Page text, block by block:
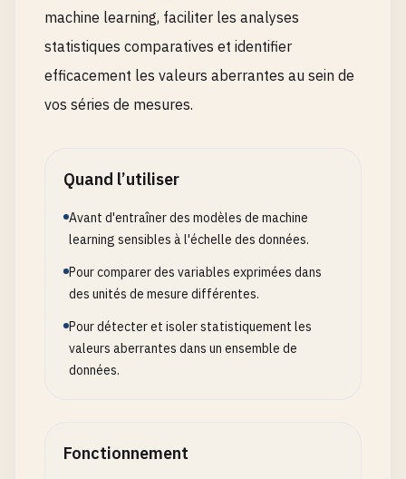
machine learning, faciliter les analyses
statistiques comparatives et identifier
efficacement les valeurs aberrantes au sein de
vos séries de mesures.
Quand l’utiliser
Avant d'entraîner des modèles de machine
learning sensibles à l'échelle des données.
Pour comparer des variables exprimées dans
des unités de mesure différentes.
Pour détecter et isoler statistiquement les
valeurs aberrantes dans un ensemble de
données.
Fonctionnement